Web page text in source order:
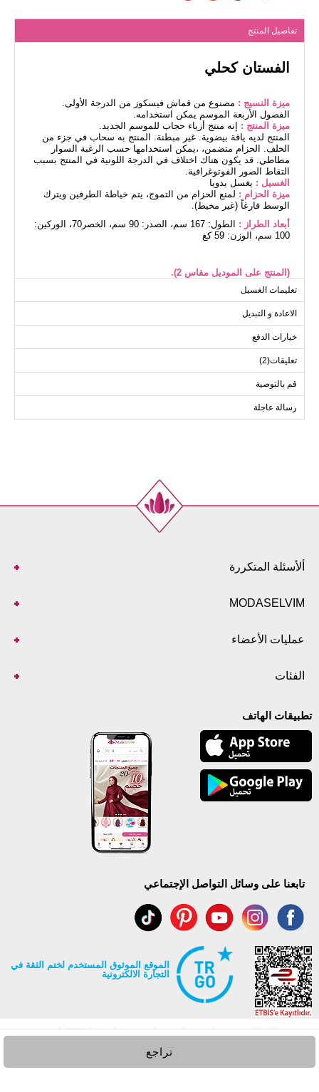
تفاصيل المنتج
الفستان كحلي
ميزة النسيج : مصنوع من قماش فيسكوز من الدرجة الأولى.
الفصول الأربعة الموسم يمكن استخدامه.
ميزة المنتج : إنه منتج أزياء حجاب للموسم الجديد.
المنتج لديه ياقة بيضوية. غير مبطنة. المنتج به سحاب في جزء من
الخلف. الحزام متضمن، ،يمكن استخدامها حسب الرغبة السوار
مطاطي. قد يكون هناك اختلاف في الدرجة اللونية في المنتج بسبب
التقاط الصور الفوتوغرافية.
الغسيل : يغسل يدويا
ميزة الحزام : لمنع الحزام من التموج، يتم خياطة الطرفين ويترك
الوسط فارغاً (غير مخيط).
أبعاد الطراز :
الطول: 167 سم، الصدر: 90 سم، الخصر70، الوركين:
100 سم، الوزن: 59 كغ
(المنتج على الموديل مقاس 2).
الحجم
3
112
133
تعليمات الغسيل
الاعادة و التبديل
خيارات الدفع
تعليقات(2)
قم بالتوصية
رسالة عاجلة
تراجع
ألأسئلة المتكررة
MODASELVIM
عمليات الأعضاء
الفئات
تطبيقات الهاتف
تابعنا على وسائل التواصل الإجتماعي
الموقع الموثوق المستخدم لختم الثقة في
التجارة الالكترونية